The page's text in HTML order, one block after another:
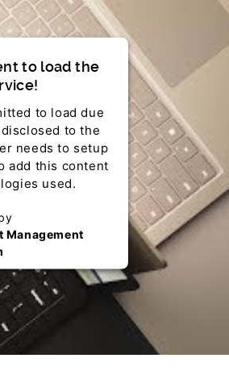
to load the
to load due
to the
needs to setup
add this content
used.
Management